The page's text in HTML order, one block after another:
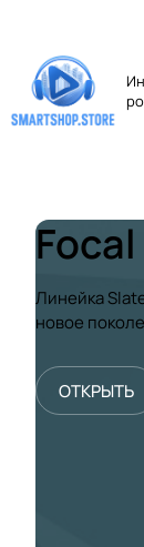
Линейка
новое
ОТКРЫТЬ